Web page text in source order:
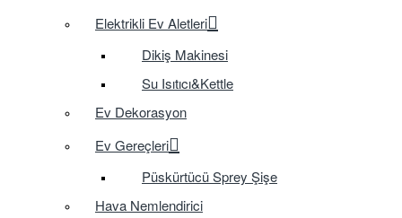
Elektrikli Ev Aletleri
Dikiş Makinesi
Su Isıtıcı&Kettle
Ev Dekorasyon
Ev Gereçleri
Püskürtücü Sprey Şişe
Hava Nemlendirici